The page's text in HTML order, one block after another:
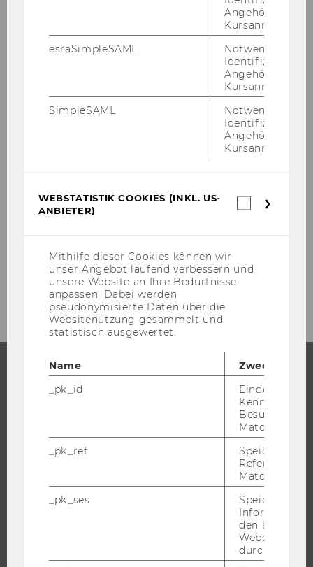
Neues Forschungsinstitut
eröffnet
FILTERE
KATEGORIE
"EVENTS"
EVENTS
Das war der 16. Aufsichtsratstag
KATEGORIE
FILTERE
NEWS
NACH
KATEGORIE
"EVENTS"
EVENTS
STUDIUM
BACHELOR
EXECUTIVE EDUCATION
INTERNATIONALE UND INCOMING EXCHANGE STUDIERENDE
Angehörige/r für
Kursanmeldung.
esraSimpleSAML
Notwendig zur
Identifizierung
Angehörige/r für
Kursanmeldung.
SimpleSAML
Notwendig zur
Identifizierung
Angehörige/r für
Kursanmeldung.
WEBSTATISTIK COOKIES (INKL. US-
ANBIETER)
Mithilfe dieser Cookies können wir
unser Angebot laufend verbessern und
unsere Website an Ihre Bedürfnisse
anpassen. Dabei werden
pseudonymisierte Daten über die
Websitenutzung gesammelt und
statistisch ausgewertet.
Name
Zweck
_pk_id
Eindeutige
Besuchers
Matomo.
_pk_ref
Speicherung
Referrers
Matomo.
_pk_ses
Speicherung
den aktuellen
durch